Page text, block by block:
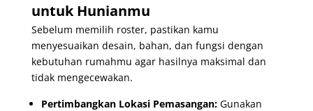
untuk Hunianmu
Sebelum memilih roster, pastikan kamu
menyesuaikan desain, bahan, dan fungsi dengan
kebutuhan rumahmu agar hasilnya maksimal dan
tidak mengecewakan.
Pertimbangkan Lokasi Pemasangan:Gunakan